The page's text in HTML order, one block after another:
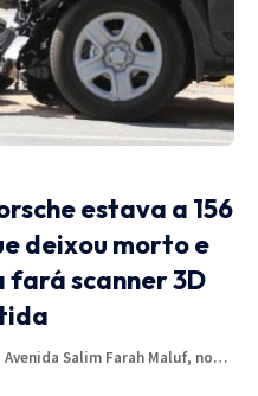
estava a 156
deixou morto e
fará scanner 3D
Salim Farah Maluf, no…